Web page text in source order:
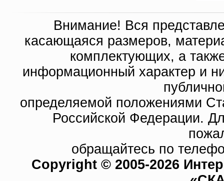
Внимание! Вся
касающаяся размеров,
комплектующих, а
информационный характер и
определяемой положениями
Российской Федерации.
обращайтесь по
Copyright © 2005-2026